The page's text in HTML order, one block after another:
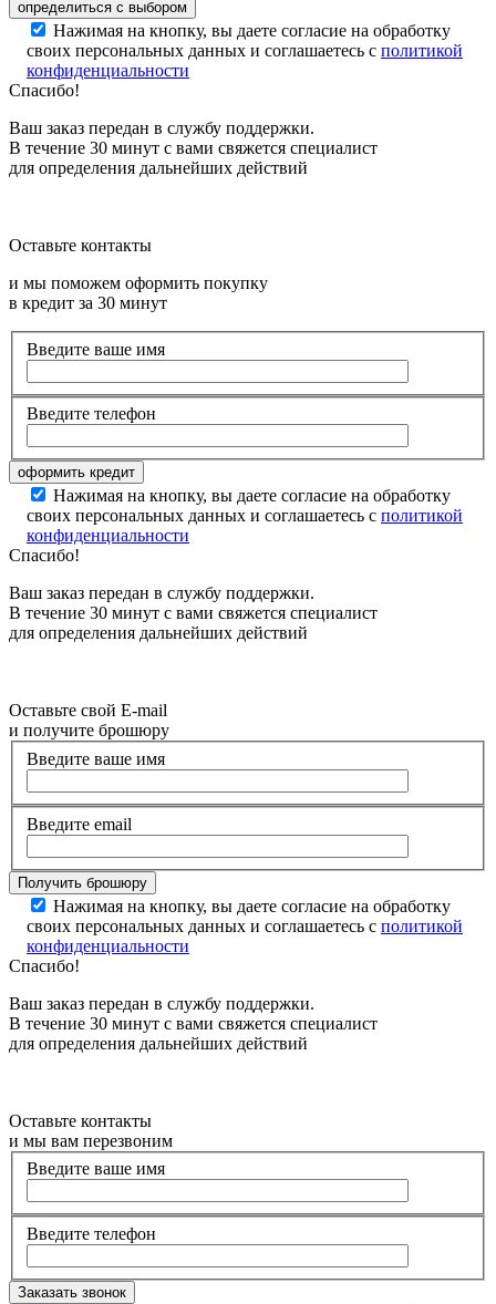
Нажимая на кнопку, вы даете согласие на обработку
своих персональных данных и соглашаетесь с политикой
конфиденциальности
Спасибо!
Ваш заказ передан в службу поддержки.
В течение 30 минут с вами свяжется специалист
для определения дальнейших действий
Оставьте контакты
и мы поможем оформить покупку
в кредит за 30 минут
Введите ваше имя
Введите телефон
Нажимая на кнопку, вы даете согласие на обработку
своих персональных данных и соглашаетесь с политикой
конфиденциальности
Спасибо!
Ваш заказ передан в службу поддержки.
В течение 30 минут с вами свяжется специалист
для определения дальнейших действий
Оставьте свой E-mail
и получите брошюру
Введите ваше имя
Введите email
Нажимая на кнопку, вы даете согласие на обработку
своих персональных данных и соглашаетесь с политикой
конфиденциальности
Спасибо!
Ваш заказ передан в службу поддержки.
В течение 30 минут с вами свяжется специалист
для определения дальнейших действий
Оставьте контакты
и мы вам перезвоним
Введите ваше имя
Введите телефон